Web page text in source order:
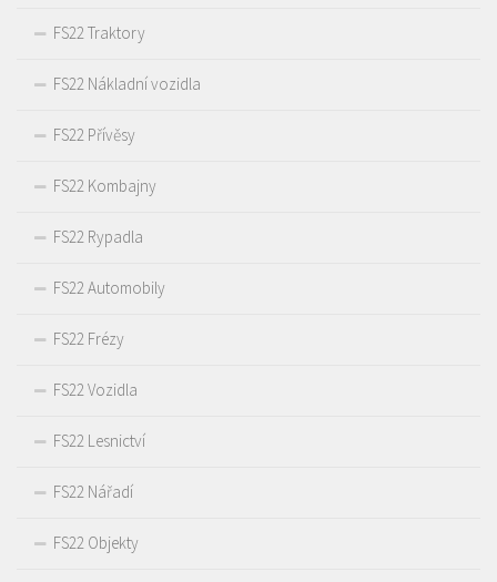
FS22 Traktory
FS22 Nákladní vozidla
FS22 Přívěsy
FS22 Kombajny
FS22 Rypadla
FS22 Automobily
FS22 Frézy
FS22 Vozidla
FS22 Lesnictví
FS22 Nářadí
FS22 Objekty